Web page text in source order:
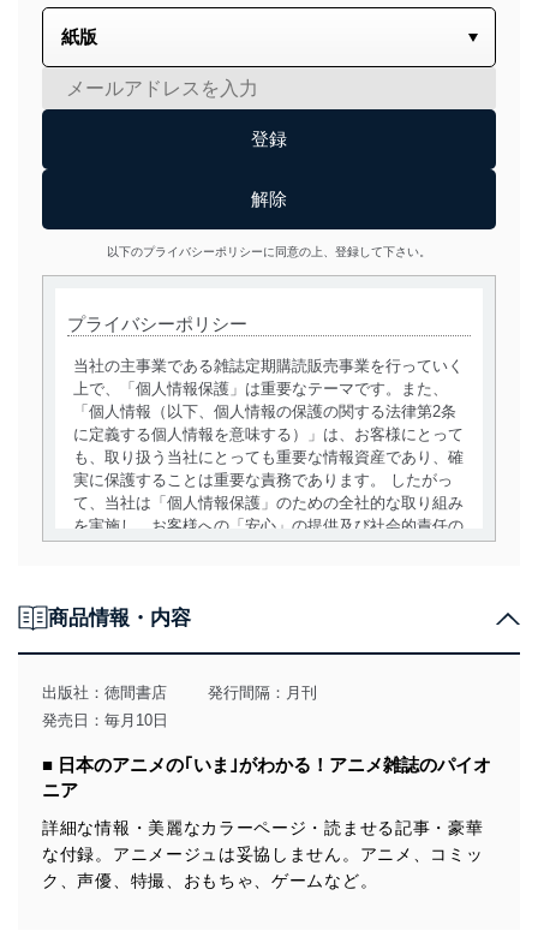
以下のプライバシーポリシーに同意の上、登録して下さい。
プライバシーポリシー
当社の主事業である雑誌定期購読販売事業を行っていく
上で、「個人情報保護」は重要なテーマです。また、
「個人情報（以下、個人情報の保護の関する法律第2条
に定義する個人情報を意味する）」は、お客様にとって
も、取り扱う当社にとっても重要な情報資産であり、確
実に保護することは重要な責務であります。 したがっ
て、当社は「個人情報保護」のための全社的な取り組み
を実施し、お客様への「安心」の提供及び社会的責任の
用目的を明確にし、本人の同意を得たうえで利用目的の
達成に必要な範囲内で適法かつ公正な手段によって取
得・利用・提供を行います。また、当社が保有している
個人情報は、同意を得ずに目的外利用、第三者への提
みを確実にするため、従業者等の教育を徹底してまいり
措置を講じます。
法令遵守
商品情報・内容
出版社： 徳間書店
発行間隔：月刊
発売日：毎月10日
■ 日本のアニメの｢いま｣がわかる！アニメ雑誌のパイオ
ニア
詳細な情報・美麗なカラーページ・読ませる記事・豪華
な付録。アニメージュは妥協しません。アニメ、コミッ
ク、声優、特撮、おもちゃ、ゲームなど。